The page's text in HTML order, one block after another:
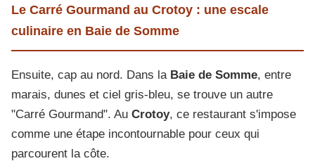
Le Carré Gourmand au Crotoy : une escale
culinaire en Baie de Somme
Ensuite, cap au nord. Dans la Baie de Somme, entre
marais, dunes et ciel gris-bleu, se trouve un autre
"Carré Gourmand". Au Crotoy, ce restaurant s'impose
comme une étape incontournable pour ceux qui
parcourent la côte.